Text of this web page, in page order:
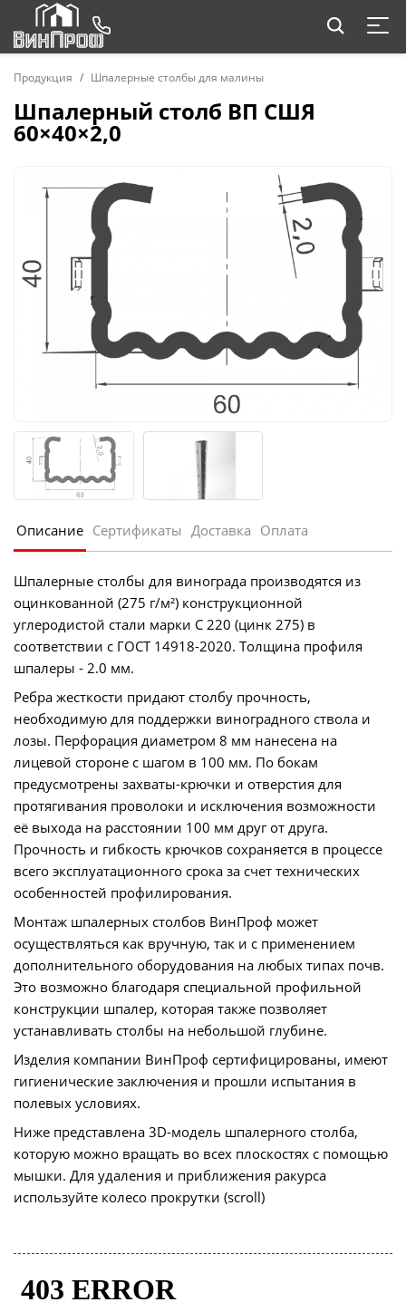
Продукция Шпалерные столбы для малины
Шпалерный столб ВП СШЯ
60×40×2,0
Описание Сертификаты Доставка Оплата
Шпалерные столбы для винограда производятся из
оцинкованной (275 г/м²) конструкционной
углеродистой стали марки С 220 (цинк 275) в
соответствии с ГОСТ 14918-2020. Толщина профиля
шпалеры - 2.0 мм.
Ребра жесткости придают столбу прочность,
необходимую для поддержки виноградного ствола и
лозы. Перфорация диаметром 8 мм нанесена на
лицевой стороне с шагом в 100 мм. По бокам
предусмотрены захваты-крючки и отверстия для
протягивания проволоки и исключения возможности
её выхода на расстоянии 100 мм друг от друга.
Прочность и гибкость крючков сохраняется в процессе
всего эксплуатационного срока за счет технических
особенностей профилирования.
Монтаж шпалерных столбов ВинПроф может
осуществляться как вручную, так и с применением
дополнительного оборудования на любых типах почв.
Это возможно благодаря специальной профильной
конструкции шпалер, которая также позволяет
устанавливать столбы на небольшой глубине.
Изделия компании ВинПроф сертифицированы, имеют
гигиенические заключения и прошли испытания в
полевых условиях.
Ниже представлена 3D-модель шпалерного столба,
которую можно вращать во всех плоскостях с помощью
мышки. Для удаления и приближения ракурса
используйте колесо прокрутки (scroll)